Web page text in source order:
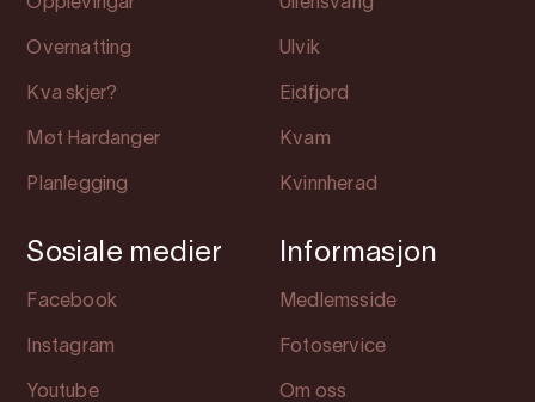
Opplevingar
Overnatting
Kva skjer?
Møt Hardanger
Planlegging
Ullensvang
Ulvik
Eidfjord
Kvam
Kvinnherad
Sosiale medier
Facebook
Instagram
Youtube
Informasjon
Medlemsside
Fotoservice
Om oss